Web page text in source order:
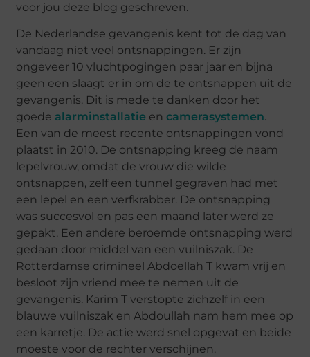
voor jou deze blog geschreven.
De Nederlandse gevangenis kent tot de dag van
vandaag niet veel ontsnappingen. Er zijn
ongeveer 10 vluchtpogingen paar jaar en bijna
geen een slaagt er in om de te ontsnappen uit de
gevangenis. Dit is mede te danken door het
goede alarminstallatie encamerasystemen.
Een van de meest recente ontsnappingen vond
plaatst in 2010. De ontsnapping kreeg de naam
lepelvrouw, omdat de vrouw die wilde
ontsnappen, zelf een tunnel gegraven had met
een lepel en een verfkrabber. De ontsnapping
was succesvol en pas een maand later werd ze
gepakt. Een andere beroemde ontsnapping werd
gedaan door middel van een vuilniszak. De
Rotterdamse crimineel Abdoellah T kwam vrij en
besloot zijn vriend mee te nemen uit de
gevangenis. Karim T verstopte zichzelf in een
blauwe vuilniszak en Abdoullah nam hem mee op
een karretje. De actie werd snel opgevat en beide
moeste voor de rechter verschijnen.